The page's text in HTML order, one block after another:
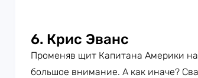
6. Крис Эванс
Променяв щит Капитана Америки на
большое внимание. А как иначе?